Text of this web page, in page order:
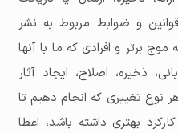
و ضوابط مربوط به نشر
برتر و افرادی که ما با آنها
ذخیره، اصلاح، ایجاد آثار
نوع تغییری که انجام دهیم تا
بهتری داشته باشد، اعطا